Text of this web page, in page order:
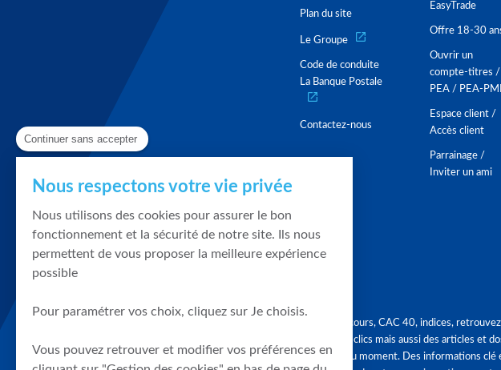
Plan du site
Le Groupe
Code de conduite
La Banque Postale
Contactez-nous
EasyTrade
Offre 18-30
Ouvrir un
compte-titres /
PEA / PEA-
Espace client /
Accès client
Parrainage /
Inviter un ami
Graphique, cours, CAC 40, indices,
en quelques clics mais aussi des articles et
tendances du moment. Des informations clé
Continuer sans accepter
Nous respectons votre vie privée
Nous utilisons des cookies pour assurer le bon
fonctionnement et la sécurité de notre site. Ils nous
permettent de vous proposer la meilleure expérience
possible
Pour paramétrer vos choix, cliquez sur Je choisis.
Vous pouvez retrouver et modifier vos préférences en